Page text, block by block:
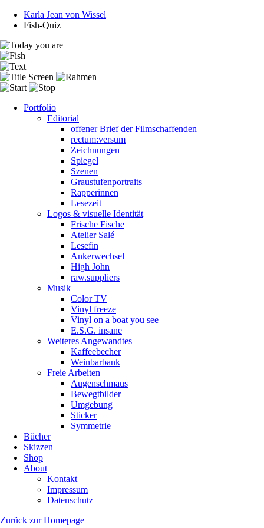
Karla Jean von Wissel
Fish-Quiz
Portfolio
Editorial
offener Brief der Filmschaffenden
rectum:versum
Zeichnungen
Spiegel
Szenen
Graustufenportraits
Rapperinnen
Lesezeit
Logos & visuelle Identität
Frische Fische
Atelier Salé
Lesefin
Ankerwechsel
High John
raw.suppliers
Musik
Color TV
Vinyl freeze
Vinyl on a boat you see
E.S.G. insane
Weiteres Angewandtes
Kaffeebecher
Weinbarbank
Freie Arbeiten
Augenschmaus
Bewegtbilder
Umgebung
Sticker
Symmetrie
Bücher
Skizzen
Shop
About
Kontakt
Impressum
Datenschutz
Zurück zur Homepage